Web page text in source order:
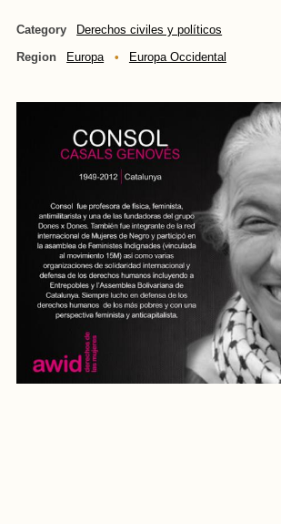
Category Derechos civiles y políticos
Region Europa Europa Occidental